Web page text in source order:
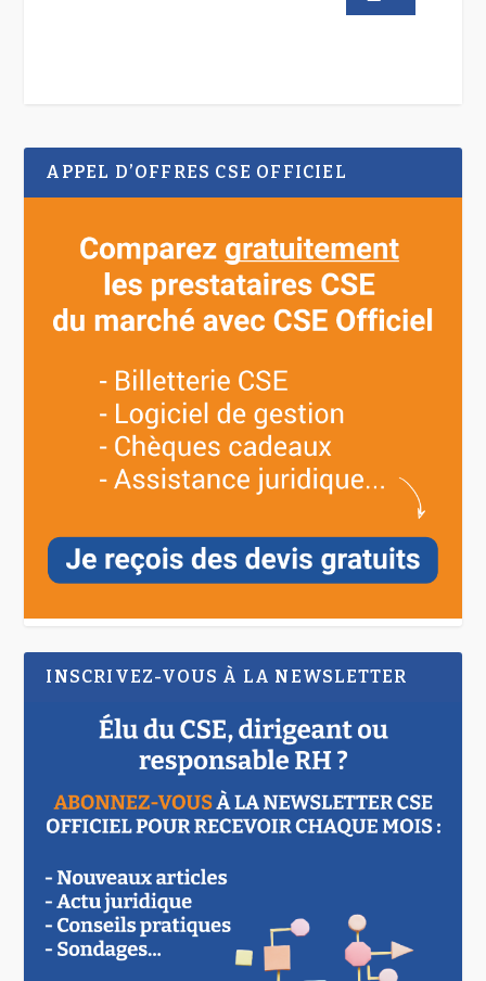
APPEL D’OFFRES CSE OFFICIEL
INSCRIVEZ-VOUS À LA NEWSLETTER